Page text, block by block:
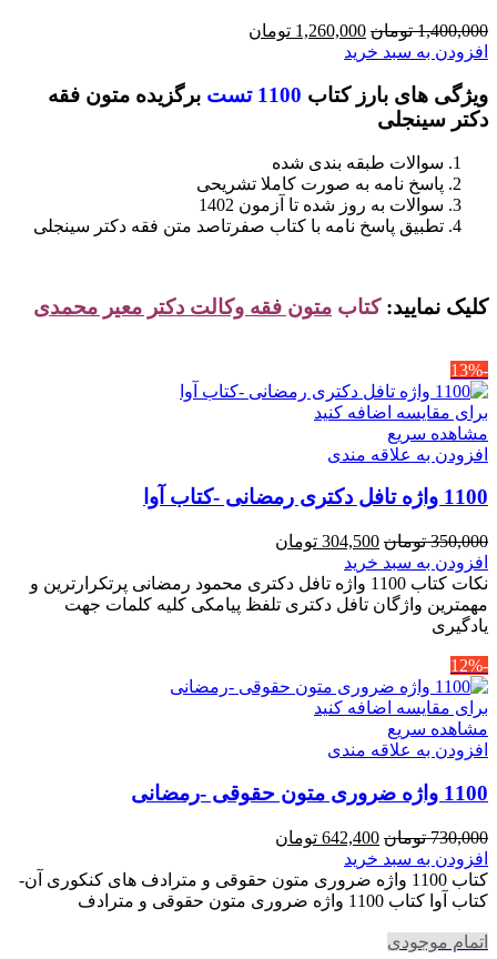
1,400,000 تومان قیمت
اصلی
بود.
1,260,000 تومان
است.
افزودن به سبد خرید
ویژگی های بارز کتاب 1100 تست
برگزیده متون فقه
دکتر سینجلی
سوالات طبقه بندی شده
پاسخ نامه به صورت کاملا تشریحی
سوالات به روز شده تا آزمون 1402
تطبیق پاسخ نامه با کتاب صفرتاصد متن فقه دکتر سینجلی
کلیک نمایید: کتاب متون فقه وکالت دکتر معیر محمدی
-13%
برای مقایسه اضافه کنید
مشاهده سریع
افزودن به علاقه مندی
1100 واژه تافل دکتری رمضانی -کتاب آوا
350,000 تومان قیمت
اصلی
350,000 تومان
بود.
304,500 تومان
304,500 تومان
است.
افزودن به سبد خرید
نکات کتاب 1100 واژه تافل دکتری محمود رمضانی پرتکرارترین و
مهمترین واژگان تافل دکتری تلفظ پیامکی کلیه کلمات جهت
یادگیری
-12%
برای مقایسه اضافه کنید
مشاهده سریع
افزودن به علاقه مندی
1100 واژه ضروری متون حقوقی -رمضانی
730,000 تومان قیمت
اصلی
730,000 تومان
بود.
642,400 تومان
642,400 تومان
است.
افزودن به سبد خرید
کتاب 1100 واژه ضروری متون حقوقی و مترادف های کنکوری آن-
کتاب آوا کتاب 1100 واژه ضروری متون حقوقی و مترادف
اتمام موجودی